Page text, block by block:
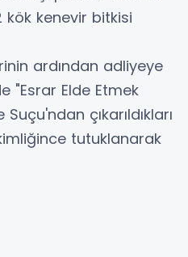
kök kenevir bitkisi
ardından adliyeye
"Esrar Elde Etmek
çıkarıldıkları
tutuklanarak